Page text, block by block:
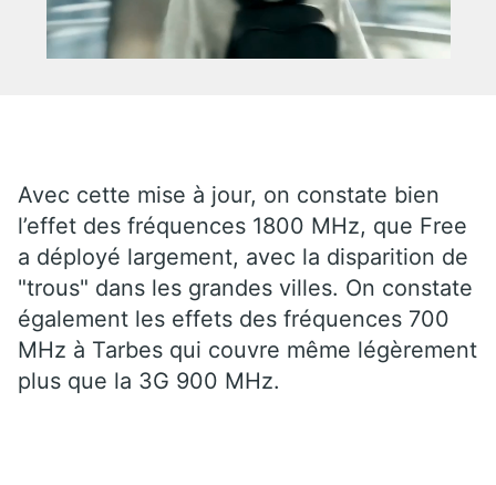
Avec cette mise à jour, on constate bien
l’effet des fréquences 1800 MHz, que Free
a déployé largement, avec la disparition de
"trous" dans les grandes villes. On constate
également les effets des fréquences 700
MHz à Tarbes qui couvre même légèrement
plus que la 3G 900 MHz.